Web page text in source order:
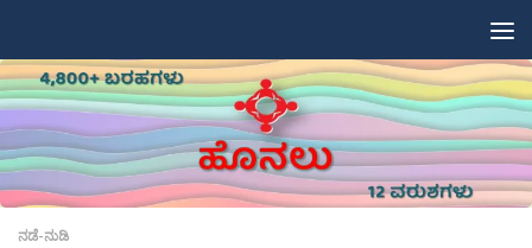
ನಡೆ-ನುಡಿ